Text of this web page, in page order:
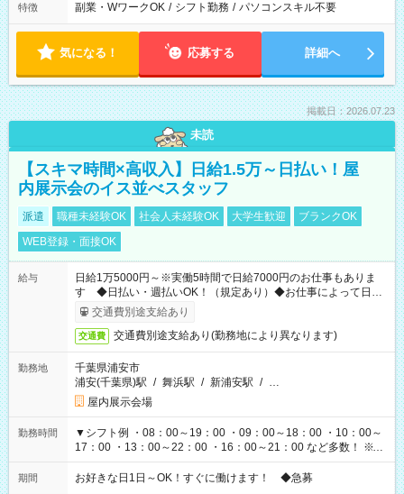
特徴 副業・WワークOK / シフト勤務 / パソコンスキル不要
気になる！ 応募する 詳細へ
掲載日：2026.07.23
未読
【スキマ時間×高収入】日給1.5万～日払い！屋
内展示会のイス並べスタッフ
派遣 職種未経験OK 社会人未経験OK 大学生歓迎
ブランクOK
WEB登録・面接OK
給与
日給1万5000円～※実働5時間で日給7000円のお仕事もありま
す ◆日払い・週払いOK！（規定あり）◆お仕事によって日給
も異なります
交通費別途支給あり
交通費 交通費別途支給あり(勤務地により異なります)
勤務地
千葉県浦安市
浦安(千葉県)駅 / 舞浜駅 / 新浦安駅 / …
屋内展示会場
勤務時間
▼シフト例 ・08：00～19：00 ・09：00～18：00 ・10：00～
17：00 ・13：00～22：00 ・16：00～21：00 など多数！ ※お
仕事により勤務時間が異なります
期間 お好きな日1日～OK！すぐに働けます！ ◆急募